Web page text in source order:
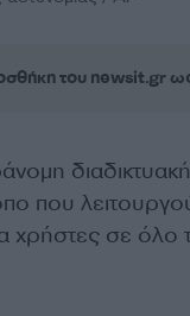
του newsit.gr
που
χρήστες σε